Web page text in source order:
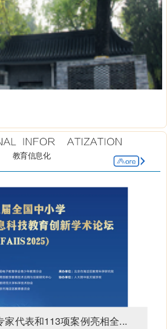
教育信息化
家代表和113项案例亮相全...